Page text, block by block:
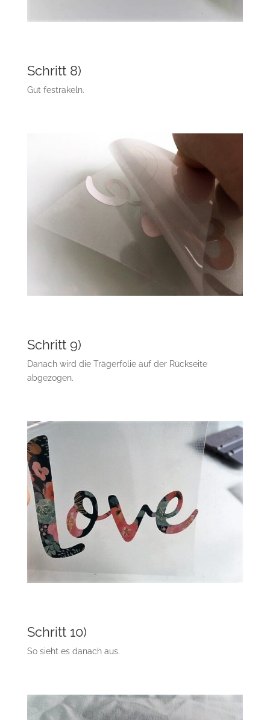
Schritt 8)
Gut festrakeln.
Schritt 9)
Danach wird die Trägerfolie auf der Rückseite
abgezogen.
Schritt 10)
So sieht es danach aus.